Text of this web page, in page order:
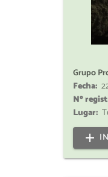
Grupo
Fecha:
Nº
Lugar: